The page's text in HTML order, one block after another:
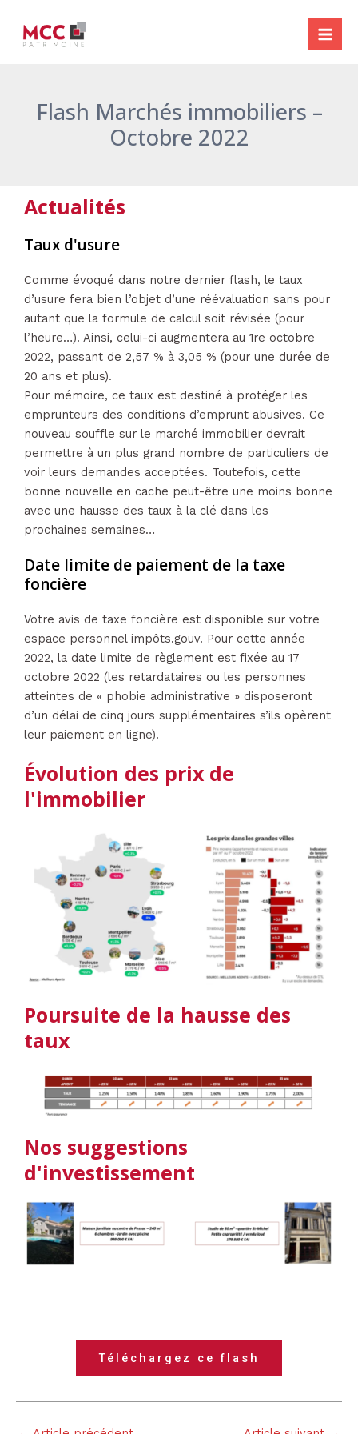
contenu
Flash Marchés immobiliers –
Octobre 2022
Actualités
Taux d'usure
Comme évoqué dans notre dernier flash, le taux
d’usure fera bien l’objet d’une réévaluation sans pour
autant que la formule de calcul soit révisée (pour
l’heure…). Ainsi, celui-ci augmentera au 1re octobre
2022, passant de 2,57 % à 3,05 % (pour une durée de
20 ans et plus).
Pour mémoire, ce taux est destiné à protéger les
emprunteurs des conditions d’emprunt abusives. Ce
nouveau souffle sur le marché immobilier devrait
permettre à un plus grand nombre de particuliers de
voir leurs demandes acceptées. Toutefois, cette
bonne nouvelle en cache peut-être une moins bonne
avec une hausse des taux à la clé dans les
prochaines semaines…
Date limite de paiement de la taxe
foncière
Votre avis de taxe foncière est disponible sur votre
espace personnel impôts.gouv. Pour cette année
2022, la date limite de règlement est fixée au 17
octobre 2022 (les retardataires ou les personnes
atteintes de « phobie administrative » disposeront
d’un délai de cinq jours supplémentaires s’ils opèrent
leur paiement en ligne).
Évolution des prix de
l'immobilier
Poursuite de la hausse des
taux
Nos suggestions
d'investissement
Téléchargez ce flash
des
articles